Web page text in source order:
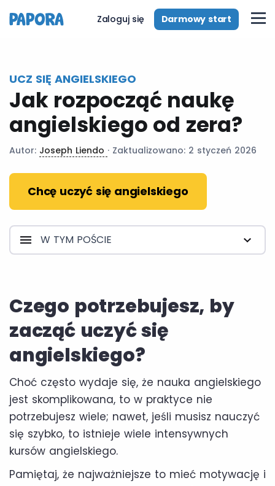
Zaloguj się Darmowy start
UCZ SIĘ ANGIELSKIEGO
Jak rozpocząć naukę
angielskiego od zera?
Autor: Joseph Liendo · Zaktualizowano: 2 styczeń 2026
Chcę uczyć się angielskiego
W TYM POŚCIE
Czego potrzebujesz, by
zacząć uczyć się
angielskiego?
Choć często wydaje się, że nauka angielskiego
jest skomplikowana, to w praktyce nie
potrzebujesz wiele; nawet, jeśli musisz nauczyć
się szybko, to istnieje wiele intensywnych
kursów angielskiego.
Pamiętaj, że najważniejsze to mieć motywację i